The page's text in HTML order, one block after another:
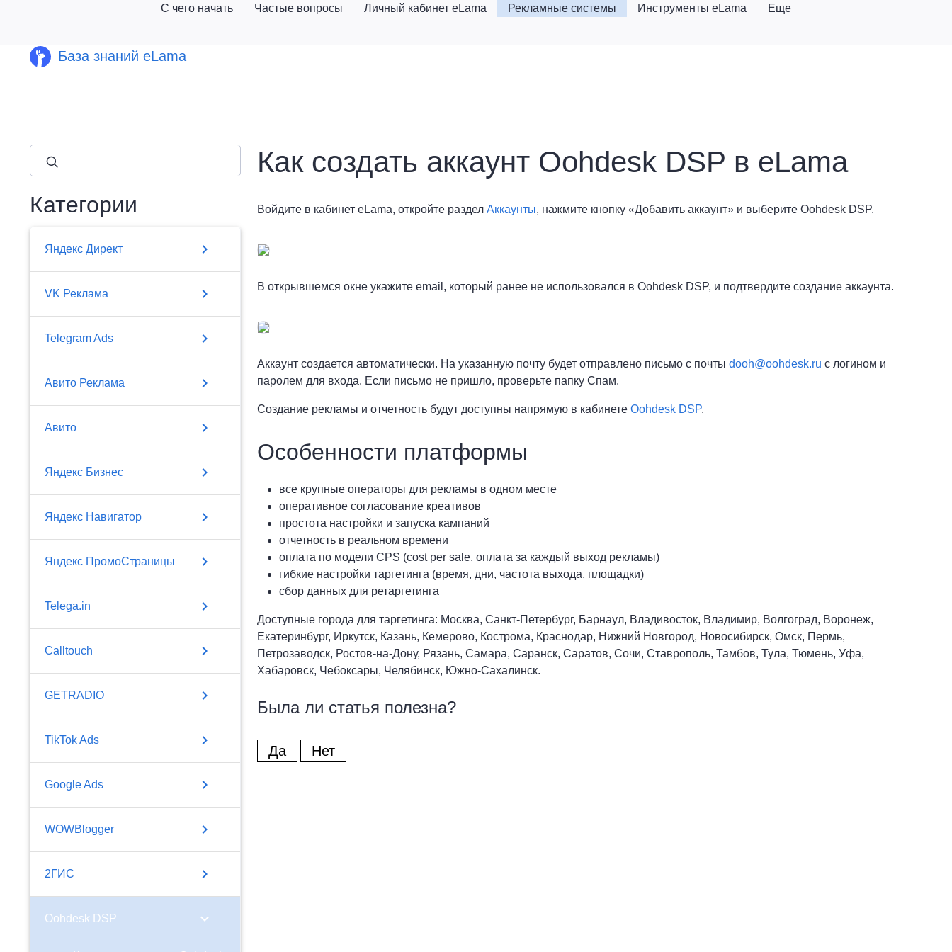
База знаний eLama
С чего начать Частые вопросы Личный кабинет eLama Рекламные системы Инструменты eLama Еще
Категории
Яндекс Директ chevron_right
VK Реклама chevron_right
Telegram Ads chevron_right
Авито Реклама chevron_right
Авито chevron_right
Яндекс Бизнес chevron_right
Яндекс Навигатор chevron_right
Яндекс ПромоСтраницы chevron_right
Telega.in chevron_right
Calltouch chevron_right
GETRADIO chevron_right
TikTok Ads chevron_right
Google Ads chevron_right
WOWBlogger chevron_right
2ГИС chevron_right
Oohdesk DSP chevron_right
Как создать аккаунт Oohdesk DSP в eLama
Войдите в кабинет eLama, откройте раздел Аккаунты, нажмите кнопку «Добавить аккаунт» и выберите Oohdesk DSP.
В открывшемся окне укажите email, который ранее не использовался в Oohdesk DSP, и подтвердите создание аккаунта.
Аккаунт создается автоматически. На указанную почту будет отправлено письмо с почты dooh@oohdesk.ru с логином и
паролем для входа. Если письмо не пришло, проверьте папку Спам.
Создание рекламы и отчетность будут доступны напрямую в кабинете Oohdesk DSP.
Особенности платформы
все крупные операторы для рекламы в одном месте
оперативное согласование креативов
простота настройки и запуска кампаний
отчетность в реальном времени
оплата по модели CPS (cost per sale, оплата за каждый выход рекламы)
гибкие настройки таргетинга (время, дни, частота выхода, площадки)
сбор данных для ретаргетинга
Доступные города для таргетинга: Москва, Санкт-Петербург, Барнаул, Владивосток, Владимир, Волгоград, Воронеж,
Екатеринбург, Иркутск, Казань, Кемерово, Кострома, Краснодар, Нижний Новгород, Новосибирск, Омск, Пермь,
Петрозаводск, Ростов-на-Дону, Рязань, Самара, Саранск, Саратов, Сочи, Ставрополь, Тамбов, Тула, Тюмень, Уфа,
Хабаровск, Чебоксары, Челябинск, Южно-Сахалинск.
Была ли статья полезна?
Да Нет